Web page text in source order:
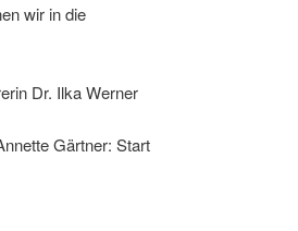
wir in die
Dr. Ilka Werner
Gärtner: Start